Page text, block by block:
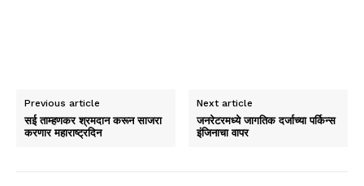
Previous article
सई ताम्हणकर श्रमदान करून साजरा
करणार महाराष्ट्रदिन
Next article
जनरेटरमध्ये जागतिक दर्जाच्या पर्किन्स
इंजिनाचा वापर